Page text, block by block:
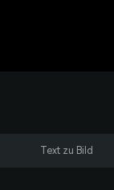
Text zu Bild